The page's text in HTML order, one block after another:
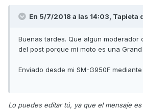
En 5/7/2018 a las 14:03, Tapieta
Buenas tardes. Que algun moderador
del post porque mi moto es una
Enviado desde mi SM-G950F
Lo puedes editar tú, ya que el mensaje